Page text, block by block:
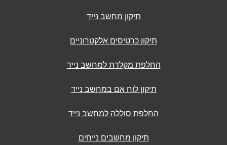
תיקון מחשב נייד
תיקון כרטיסים אלקטרוניים
החלפת מקלדת למחשב נייד
תיקון לוח אם במחשב נייד
החלפת סוללה למחשב נייד
תיקון מחשבים נייחים